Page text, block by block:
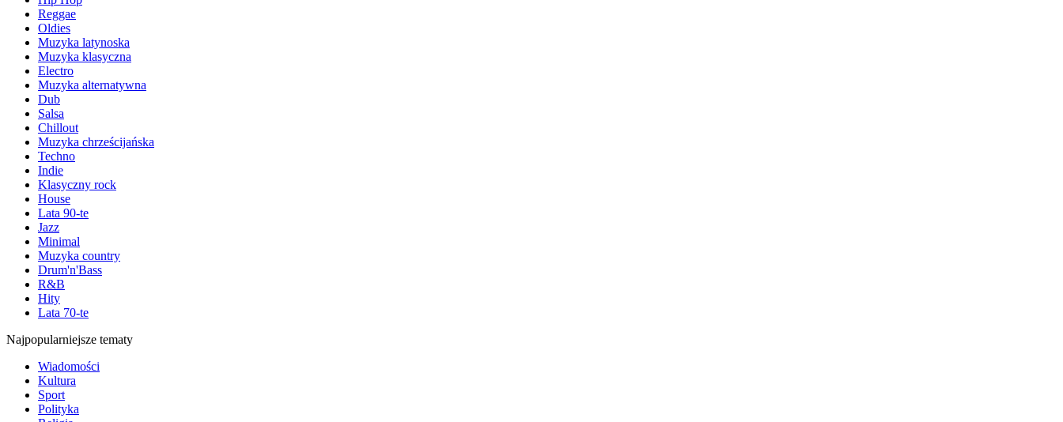
Reggae
Oldies
Muzyka latynoska
Muzyka klasyczna
Electro
Muzyka alternatywna
Dub
Salsa
Chillout
Muzyka chrześcijańska
Techno
Indie
Klasyczny rock
House
Lata 90-te
Jazz
Minimal
Muzyka country
Drum'n'Bass
R&B
Hity
Lata 70-te
Najpopularniejsze tematy
Wiadomości
Kultura
Sport
Polityka